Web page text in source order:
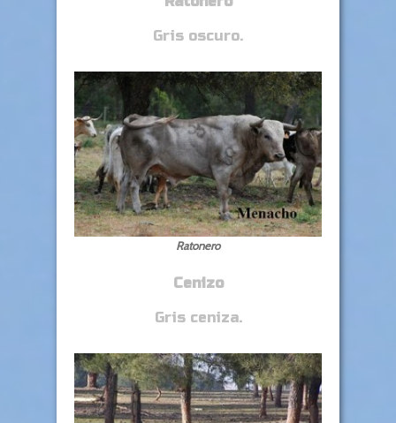
Gris oscuro.
Ratonero
Cenizo
Gris ceniza.